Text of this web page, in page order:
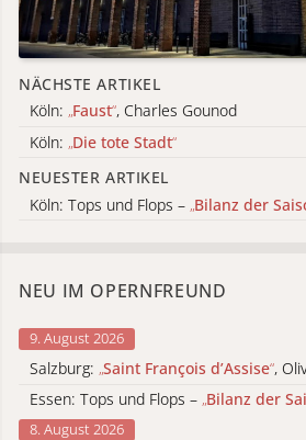
NÄCHSTE ARTIKEL
Köln: „Faust“, Charles Gounod
Köln: „Die tote Stadt“
NEUESTER ARTIKEL
Köln: Tops und Flops – „Bilanz der
NEU IM OPERNFREUND
9. August 2026
Salzburg: „Saint François d’Assise“,
Essen: Tops und Flops – „Bilanz der
8. August 2026